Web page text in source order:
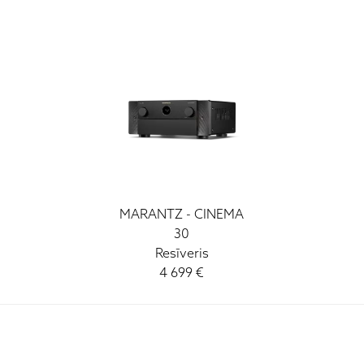
MARANTZ -CINEMA
30
Resīveris
4 699 €